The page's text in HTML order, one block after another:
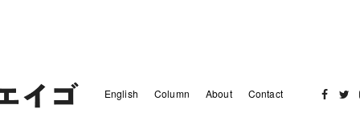
English Column About Contact